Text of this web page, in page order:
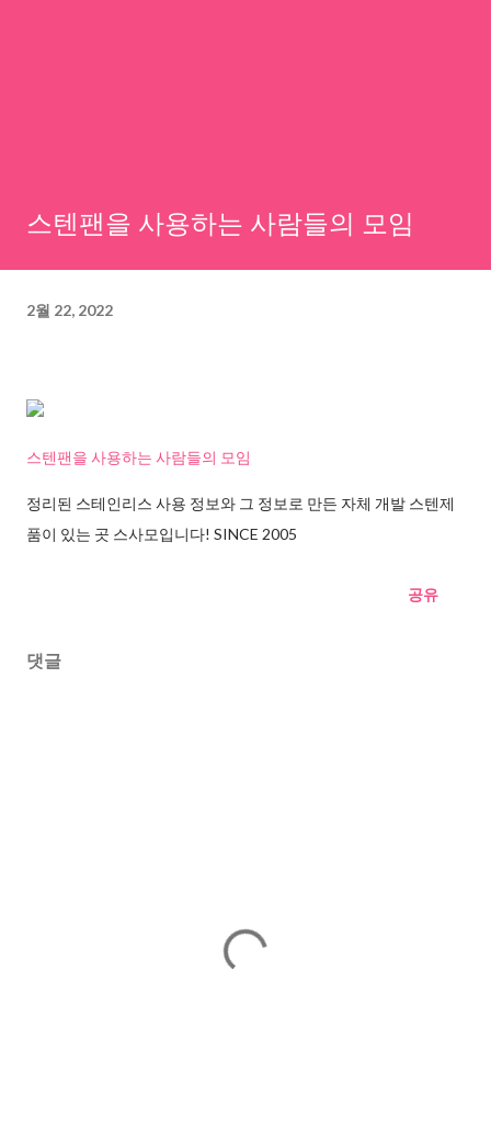
스텐팬을 사용하는 사람들의 모임
2월 22, 2022
스텐팬을 사용하는 사람들의 모임
정리된 스테인리스 사용 정보와 그 정보로 만든 자체 개발 스텐제
품이 있는 곳 스사모입니다! SINCE 2005
공유
댓글